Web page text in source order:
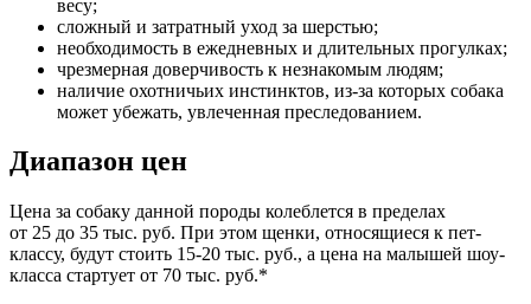
весу;
сложный и затратный уход за шерстью;
необходимость в ежедневных и длительных прогулках;
чрезмерная доверчивость к незнакомым людям;
наличие охотничьих инстинктов, из-за которых собака
может убежать, увлеченная преследованием.
Диапазон цен
Цена за собаку данной породы колеблется в пределах
от 25 до 35 тыс. руб. При этом щенки, относящиеся к пет-
классу, будут стоить 15-20 тыс. руб., а цена на малышей шоу-
класса стартует от 70 тыс. руб.*